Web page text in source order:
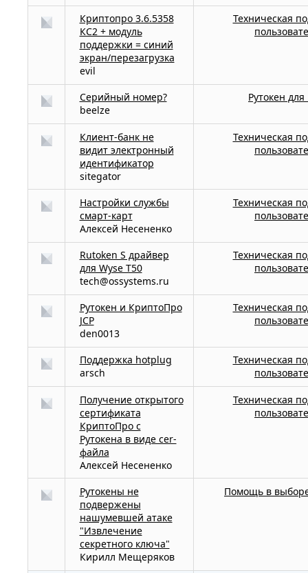
Криптопро 3.6.5358
КС2 + модуль
поддержки = синий
экран/перезагрузка
evil
Техническая
Серийный номер?
beelze
Рутокен
Клиент-банк не
видит электронный
идентификатор
sitegator
Техническая
Настройки службы
смарт-карт
Алексей Несененко
Техническая
Rutoken S драйвер
для Wyse T50
tech@ossystems.ru
Техническая
Рутокен и КриптоПро
JCP
den0013
Техническая
Поддержка hotplug
arsch
Техническая
Получение открытого
сертификата
КриптоПро с
Рутокена в виде cer-
файла
Алексей Несененко
Техническая
Рутокены не
подвержены
нашумевшей атаке
"Извлечение
секретного ключа"
Кирилл Мещеряков
Помощь в